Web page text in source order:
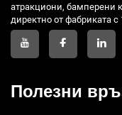
атракциони, бамперени
директно от фабриката
Полезни